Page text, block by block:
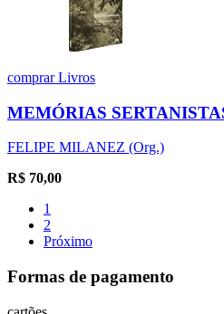
comprarLivros
MEMÓRIAS
FELIPE MILANEZ (Org.)
R$ 70,00
1
2
Próximo
Formas de pagamento